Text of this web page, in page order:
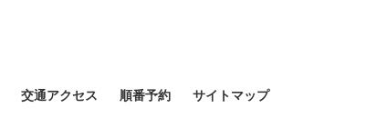
交通アクセス 順番予約 サイトマップ